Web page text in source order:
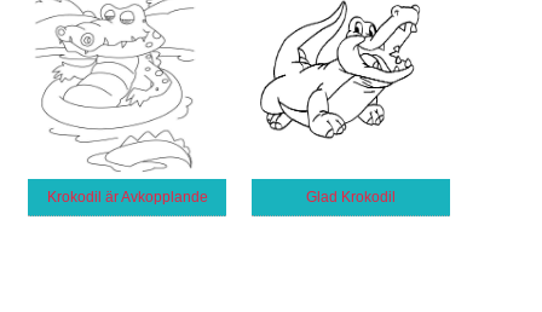
Krokodil är Avkopplande Glad Krokodil